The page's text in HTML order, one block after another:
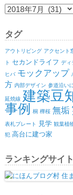
ア
カ
イ
ブ
タグ
アウトリビング アクセント
ト セカンドライフ ディ
ヒバ モックアップ
方 内部デザイン 参道沿い
延焼線 建築豆
事例
桐 樺桜 無垢
表札プレート 見学 観葉植
犯 高台に建つ家
ランキングサイト